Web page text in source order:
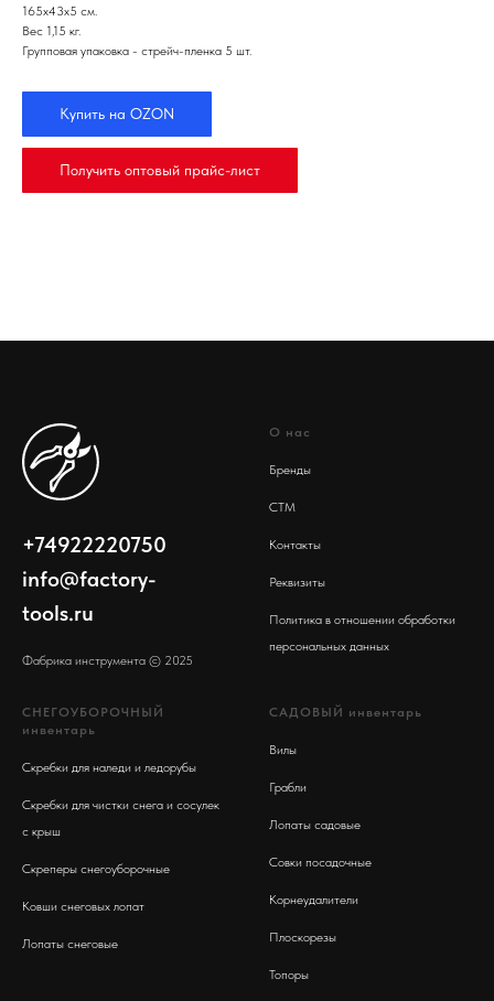
165х43х5 см.
Вес 1,15 кг.
Групповая упаковка - стрейч-пленка 5 шт.
Купить на OZON
Получить оптовый прайс-лист
+74922220750
info@factory-
tools.ru
Фабрика инструмента © 2025
О нас
Бренды
СТМ
Контакты
Реквизиты
Политика в отношении обработки
персональных данных
СНЕГОУБОРОЧНЫЙ
инвентарь
Скребки для наледи и ледорубы
Скребки для чистки снега и сосулек
с крыш
Скреперы снегоуборочные
Ковши снеговых лопат
Лопаты снеговые
САДОВЫЙ инвентарь
Вилы
Грабли
Лопаты садовые
Совки посадочные
Корнеудалители
Плоскорезы
Топоры